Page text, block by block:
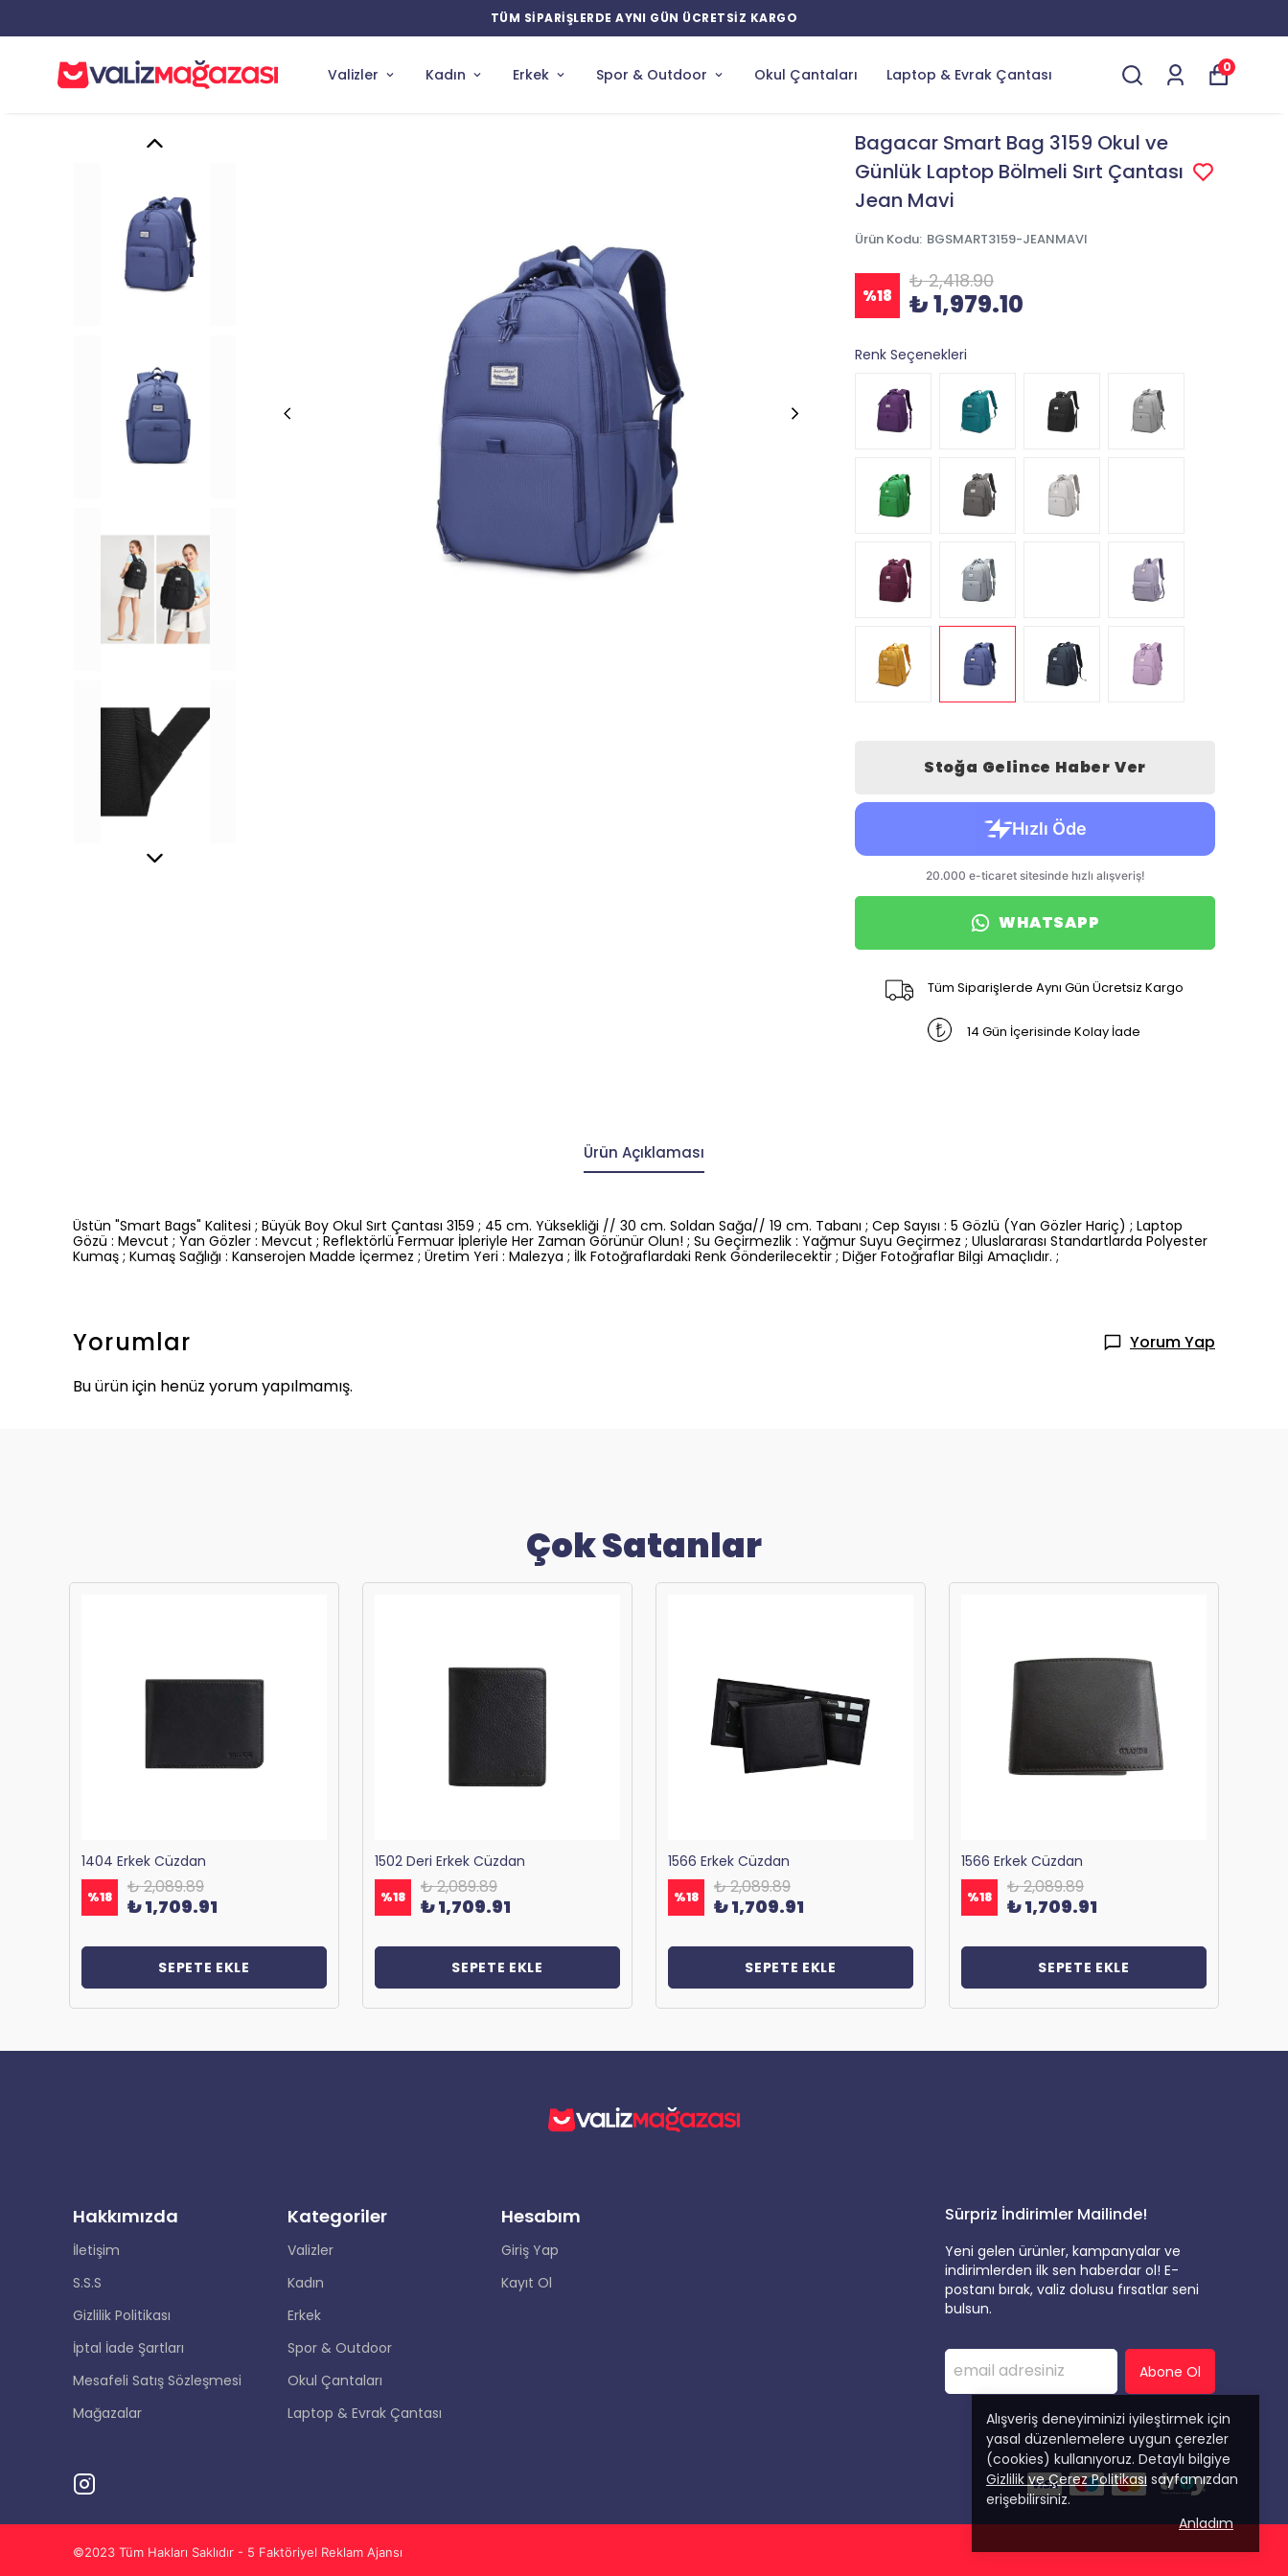
Valizler Kadın Erkek Spor & Outdoor Okul Çantaları Laptop & Evrak Çantası 0
Alışveriş deneyiminizi iyileştirmek için
yasal düzenlemelere uygun çerezler
(cookies) kullanıyoruz. Detaylı bilgiye
Gizlilik ve Çerez Politikası sayfamızdan
erişebilirsiniz.
Anladım
Bagacar Smart Bag 3159 Okul ve
Günlük Laptop Bölmeli Sırt Çantası
Jean Mavi
Ürün Kodu: BGSMART3159-JEANMAVI
%18
₺ 2,418.90
₺ 1,979.10
Renk Seçenekleri
Stoğa Gelince Haber Ver
WHATSAPP
Tüm Siparişlerde Aynı Gün Ücretsiz Kargo
14 Gün İçerisinde Kolay İade
Ürün Açıklaması
Üstün "Smart Bags" Kalitesi ; Büyük Boy Okul Sırt Çantası 3159 ; 45 cm. Yüksekliği // 30 cm. Soldan Sağa// 19 cm. Tabanı ; Cep Sayısı : 5 Gözlü (Yan Gözler Hariç) ; Laptop
Gözü : Mevcut ; Yan Gözler : Mevcut ; Reflektörlü Fermuar İpleriyle Her Zaman Görünür Olun! ; Su Geçirmezlik : Yağmur Suyu Geçirmez ; Uluslararası Standartlarda Polyester
Kumaş ; Kumaş Sağlığı : Kanserojen Madde İçermez ; Üretim Yeri : Malezya ; İlk Fotoğraflardaki Renk Gönderilecektir ; Diğer Fotoğraflar Bilgi Amaçlıdır. ;
Yorumlar
Yorum Yap
Bu ürün için henüz yorum yapılmamış.
Çok Satanlar
1404 Erkek Cüzdan
%18 ₺ 2,089.89
₺ 1,709.91
SEPETE EKLE
1502 Deri Erkek Cüzdan
%18 ₺ 2,089.89
₺ 1,709.91
SEPETE EKLE
1566 Erkek Cüzdan
%18 ₺ 2,089.89
₺ 1,709.91
SEPETE EKLE
1566 Erkek Cüzdan
%18 ₺ 2,089.89
₺ 1,709.91
SEPETE EKLE
Hakkımızda
İletişim
S.S.S
Gizlilik Politikası
İptal İade Şartları
Mesafeli Satış Sözleşmesi
Mağazalar
Kategoriler
Valizler
Kadın
Erkek
Spor & Outdoor
Okul Çantaları
Laptop & Evrak Çantası
Hesabım
Giriş Yap
Kayıt Ol
Sürpriz İndirimler Mailinde!
Yeni gelen ürünler, kampanyalar ve
indirimlerden ilk sen haberdar ol! E-
postanı bırak, valiz dolusu fırsatlar seni
bulsun.
Abone Ol
©2023 Tüm Hakları Saklıdır - 5 Faktöriyel Reklam Ajansı